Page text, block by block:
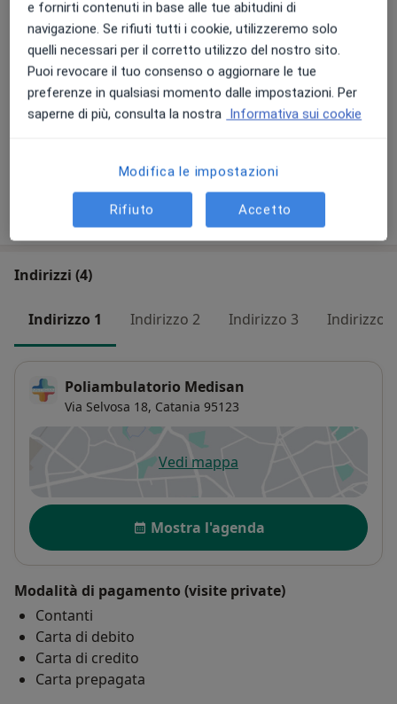
140 € Dettagli Prenota una visita
Visita gastroenterologica
140 € Dettagli
Come funzionano i prezzi?
Indirizzi (4)
Indirizzo 1 Indirizzo 2 Indirizzo 3 Indirizzo 4
Poliambulatorio Medisan
Via Selvosa 18, Catania 95123
Vedi mappasi apre in una nuova scheda
Disponibilità
Mostra l'agenda
Modalità di pagamento (visite private)
Contanti
Carta di debito
Carta di credito
Carta prepagata
e fornirti contenuti in base alle tue abitudini di
navigazione. Se rifiuti tutti i cookie, utilizzeremo solo
quelli necessari per il corretto utilizzo del nostro sito.
Puoi revocare il tuo consenso o aggiornare le tue
preferenze in qualsiasi momento dalle impostazioni. Per
saperne di più, consulta la nostra Informativa sui cookie
Modifica le impostazioni
Rifiuto Accetto